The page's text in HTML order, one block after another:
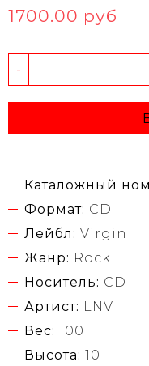
1700.00 руб
-
Каталожный
Формат: CD
Лейбл: Virgin
Жанр: Rock
Носитель: CD
Артист: LNV
Вес: 100
Высота: 10